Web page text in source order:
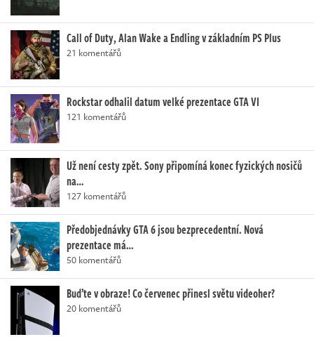
Call of Duty, Alan Wake a Endling v základním PS Plus
21 komentářů
Rockstar odhalil datum velké prezentace GTA VI
121 komentářů
Už není cesty zpět. Sony připomíná konec fyzických nosičů
na…
127 komentářů
Předobjednávky GTA 6 jsou bezprecedentní. Nová
prezentace má…
50 komentářů
Buďte v obraze! Co červenec přinesl světu videoher?
20 komentářů